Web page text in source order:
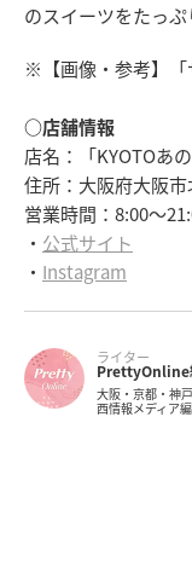
のスイーツをたっ
※【画像・参考】「
○店舗情報
店名：「KYOTOあ
住所：大阪府大阪市
営業時間：8:00～
・ 公式サイト
・ Instagram
ライター
PrettyOnline
大阪・京都・神
西情報メディア編